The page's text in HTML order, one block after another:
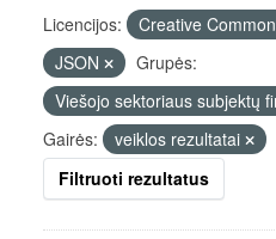
Licencijos: Creative
JSON
Grupės:
Viešojo sektoriaus subjektų
Gairės:
veiklos rezultatai
Filtruoti rezultatus